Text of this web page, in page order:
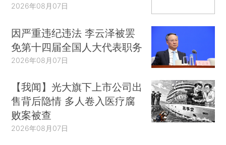
2026年08月07日
因严重违纪违法 李云泽被罢
免第十四届全国人大代表职务
2026年08月07日
【我闻】光大旗下上市公司出
售背后隐情 多人卷入医疗腐
败案被查
2026年08月07日